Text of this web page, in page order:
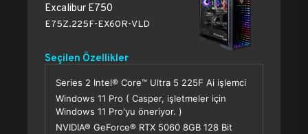
Excalibur E750
E75Z.225F-EX60R-VLD
Seçilen Özellikler
Series 2 Intel® Core™ Ultra 5 225F Ai işlemci
Windows 11 Pro ( Casper, işletmeler için
Windows 11 Pro'yu öneriyor. )
NVIDIA® GeForce® RTX 5060 8GB 128 Bit